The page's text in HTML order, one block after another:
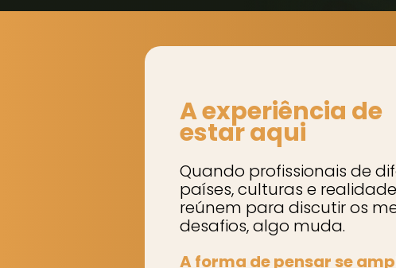
A experiência de
estar aqui
Quando profissionais de
países, culturas e
reúnem para discutir os
desafios, algo muda.
A forma de pensar se